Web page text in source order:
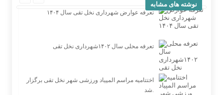
نوشته های مشابه
تعرفه عوارض شهرداری نخل تقی سال ۱۴۰۴
تعرفه محلی سال ۱۴۰۲شهرداری نخل تقی
اختتامیه مراسم المپیاد ورزشی شهر نخل تقی برگزار
شد.